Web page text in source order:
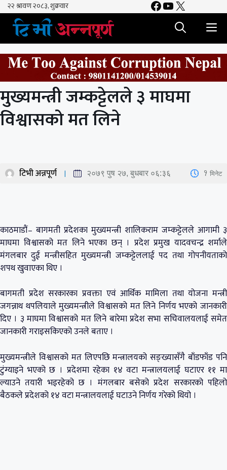
Skip
content
Facebook
YouTube
X
मुख्यमन्त्री जम्कट्टेलले ३ माघमा
विश्वासको मत लिने
टिभी अन्नपूर्ण २०७९ पुष २७, बुधबार ०६:३६ 1 मिनेट
काठमाडौं– बागमती प्रदेशका मुख्यमन्त्री शालिकराम जम्कट्टेलले आगामी ३
माघमा विश्वासको मत लिने भएका छन् । प्रदेश प्रमुख यादवचन्द्र शर्माले
मंगलबार दुई मन्त्रीसहित मुख्यमन्त्री जम्कट्टेललाई पद तथा गोपनीयताको
शपथ खुवाएका थिए ।
बागमती प्रदेश सरकारका प्रवक्ता एवं आर्थिक मामिला तथा योजना मन्त्री
जगन्नाथ थपलियाले मुख्यमन्त्रीले विश्वासको मत लिने निर्णय भएको जानकारी
दिए । ३ माघमा विश्वासको मत लिने बारेमा प्रदेश सभा सचिवालयलाई समेत
जानकारी गराइसकिएको उनले बताए ।
मुख्यमन्त्रीले विश्वासको मत लिएपछि मन्त्रालयको सङ्ख्यासँगै बाँडफाँड पनि
टुंग्याइने भएको छ । प्रदेशमा रहेका १४ वटा मन्त्रालयलाई घटाएर ११ मा
ल्याउने तयारी भइरहेको छ । मंगलबार बसेको प्रदेश सरकारको पहिलो
बैठकले प्रदेशको १४ वटा मन्त्रालयलाई घटाउने निर्णय गरेको थियो ।